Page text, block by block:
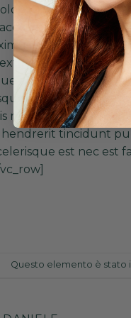
Duis finibus
sem, ut
id tortor.
enim felis,
sem viverra sed.
maximus eros
tincidunt
est nec est
Questo elemento è stato